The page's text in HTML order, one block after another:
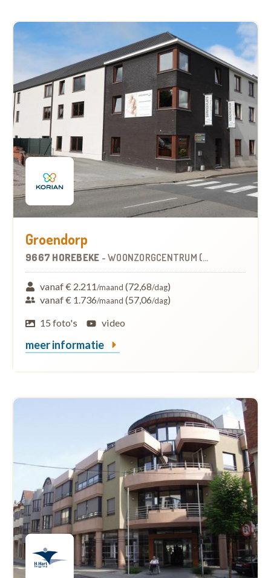
Groendorp
9667 HOREBEKE - WOONZORGCENTRUM (WZC)
vanaf € 2.211/maand (72,68/dag)
vanaf € 1.736/maand (57,06/dag)
15 foto's
video
meer informatie